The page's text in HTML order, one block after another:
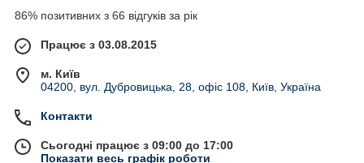
86% позитивних з 66 відгуків за рік
Працює з 03.08.2015
м. Київ
04200, вул. Дубровицька, 28, офіс 108, Київ, Україна
Контакти
Сьогодні працює з 09:00 до 17:00
Показати весь графік роботи